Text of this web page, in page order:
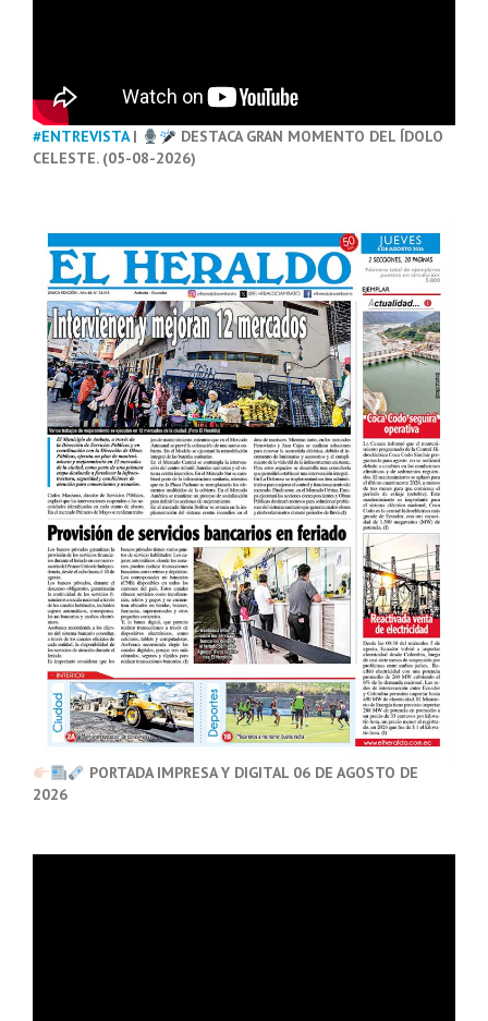
#ENTREVISTA|
DESTACA GRAN MOMENTO DEL ÍDOLO
CELESTE. (05-08-2026)
PORTADA IMPRESA Y DIGITAL 06 DE AGOSTO DE
2026